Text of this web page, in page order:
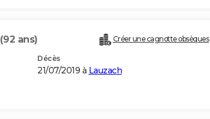
(92 ans) Créer une cagnotte obsèques
Décès
21/07/2019 à Lauzach